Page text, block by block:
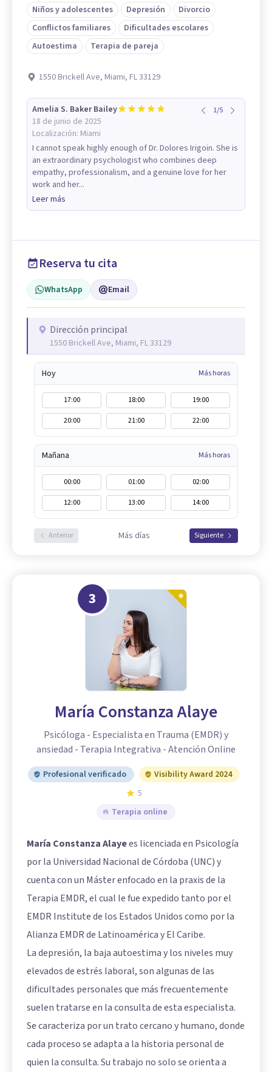
Niños y adolescentes
Depresión
Divorcio
Conflictos familiares
Dificultades escolares
Autoestima
Terapia de pareja
1550 Brickell Ave, Miami, FL 33129
Amelia S. Baker Bailey
18 de junio de 2025
Localización: Miami
1/5
I cannot speak highly enough of Dr. Dolores Irigoin. She is
an extraordinary psychologist who combines deep
empathy, professionalism, and a genuine love for her
work and her...
Leer más
Reserva tu cita
WhatsApp Email
Dirección principal
1550 Brickell Ave, Miami, FL 33129
Hoy Más horas
17:00 18:00
19:00
20:00
21:00 22:00
Mañana Más horas
00:00 01:00
02:00
12:00
13:00 14:00
Anterior Más días Siguiente
3
María Constanza Alaye
Psicóloga - Especialista en Trauma (EMDR) y
ansiedad - Terapia Integrativa - Atención Online
Profesional verificado
Visibility Award 2024
5
Terapia online
María Constanza Alayees licenciada en Psicología
por la Universidad Nacional de Córdoba (UNC) y
cuenta con un Máster enfocado en la praxis de la
Terapia EMDR, el cual le fue expedido tanto por el
EMDR Institute de los Estados Unidos como por la
Alianza EMDR de Latinoamérica y El Caribe.
La depresión, la baja autoestima y los niveles muy
elevados de estrés laboral, son algunas de las
dificultades personales que más frecuentemente
suelen tratarse en la consulta de esta especialista.
Se caracteriza por un trato cercano y humano, donde
cada proceso se adapta a la historia personal de
quien la consulta. Su trabajo no solo se orienta a